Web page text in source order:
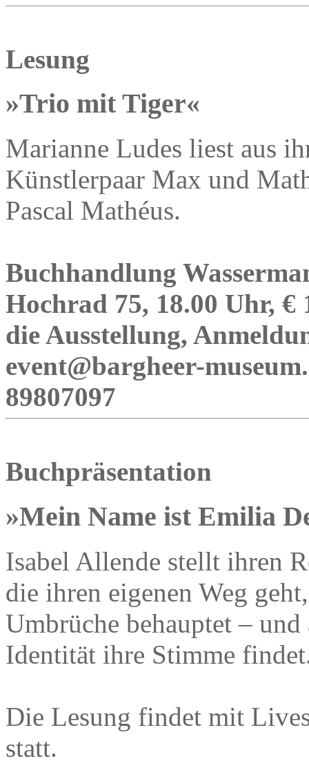
Lesung
»Trio mit Tiger«
Marianne Ludes liest aus
Künstlerpaar Max und
Pascal Mathéus.
Buchhandlung
Hochrad 75, 18.00 Uhr,
die Ausstellung,
event@bargheer-
89807097
Buchpräsentation
»Mein Name ist Emilia
Isabel Allende stellt ihren
die ihren eigenen Weg
Umbrüche behauptet –
Identität ihre Stimme
Die Lesung findet mit
statt.